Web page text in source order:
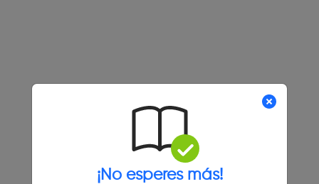
¡No esperes más!